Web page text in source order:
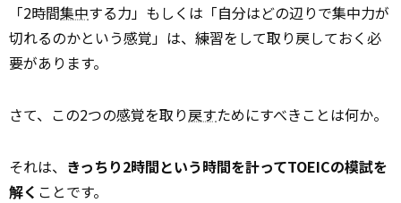
「2時間集中する力」もしくは「自分はどの辺りで集中力が
切れるのかという感覚」は、練習をして取り戻しておく必
要があります。
さて、この2つの感覚を取り戻すためにすべきことは何か。
それは、 きっちり2時間という時間を計ってTOEICの模試を
解く ことです。